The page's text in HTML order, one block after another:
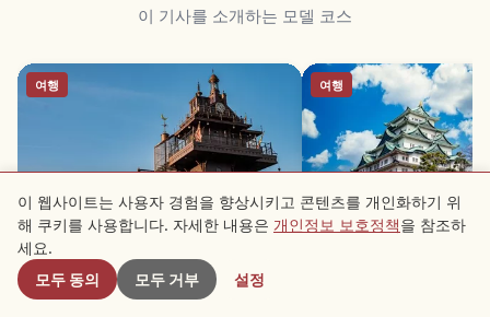
이 기사를 소개하는 모델 코스
여행
아이치 1박 2일 여행 코스｜나고야·지
브리파크·이누야마
여행
근처 스팟
이 웹사이트는 사용자 경험을 향상시키고 콘텐츠를 개인화하기 위
해 쿠키를 사용합니다. 자세한 내용은 개인정보 보호정책을 참조하
세요.
모두 동의
모두 거부 설정